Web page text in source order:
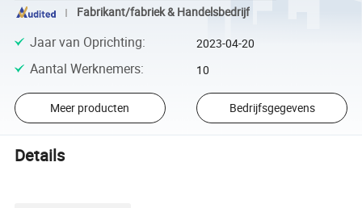
Fabrikant/fabriek & Handelsbedrijf
Jaar van Oprichting: 2023-04-20
Aantal Werknemers: 10
Meer producten Bedrijfsgegevens
Details